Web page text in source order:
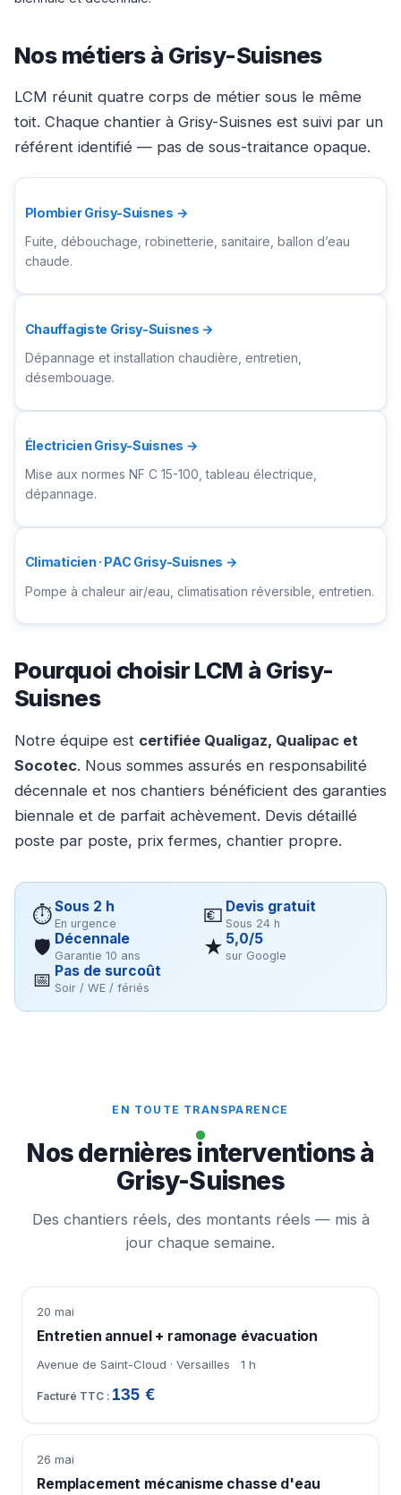
Nos métiers à Grisy-Suisnes
LCM réunit quatre corps de métier sous le même
toit. Chaque chantier à Grisy-Suisnes est suivi par un
référent identifié — pas de sous-traitance opaque.
Plombier Grisy-Suisnes →
Fuite, débouchage, robinetterie, sanitaire, ballon d’eau
chaude.
Chauffagiste Grisy-Suisnes →
Dépannage et installation chaudière, entretien,
désembouage.
Électricien Grisy-Suisnes →
Mise aux normes NF C 15-100, tableau électrique,
dépannage.
Climaticien · PAC Grisy-Suisnes →
Pompe à chaleur air/eau, climatisation réversible, entretien.
Pourquoi choisir LCM à Grisy-
Suisnes
Notre équipe est certifiée Qualigaz, Qualipac et
Socotec. Nous sommes assurés en responsabilité
décennale et nos chantiers bénéficient des garanties
biennale et de parfait achèvement. Devis détaillé
poste par poste, prix fermes, chantier propre.
⏱Sous 2 h
En urgence 💶 Devis gratuit
Sous 24 h
🛡 Décennale
Garantie 10 ans ★ 5,0/5
sur Google
📅 Pas de surcoût
Soir / WE / fériés
EN TOUTE TRANSPARENCE
Nos dernières interventions à
Grisy-Suisnes
Des chantiers réels, des montants réels — mis à
jour chaque semaine.
20 mai
Entretien annuel + ramonage évacuation
Avenue de Saint-Cloud · Versailles 1 h
135 €
26 mai
Remplacement mécanisme chasse d'eau